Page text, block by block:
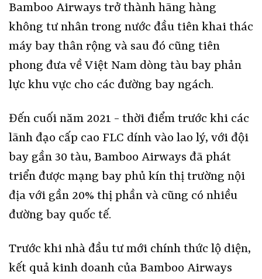
Bamboo Airways trở thành hãng hàng
không tư nhân trong nước đầu tiên khai thác
máy bay thân rộng và sau đó cũng tiên
phong đưa về Việt Nam dòng tàu bay phản
lực khu vực cho các đường bay ngách.
Đến cuối năm 2021 - thời điểm trước khi các
lãnh đạo cấp cao FLC dính vào lao lý, với đội
bay gần 30 tàu, Bamboo Airways đã phát
triển được mạng bay phủ kín thị trường nội
địa với gần 20% thị phần và cũng có nhiều
đường bay quốc tế.
Trước khi nhà đầu tư mới chính thức lộ diện,
kết quả kinh doanh của Bamboo Airways